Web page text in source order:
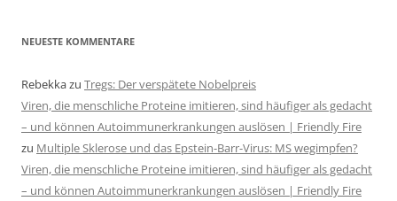
NEUESTE KOMMENTARE
Rebekkazu Tregs: Der verspätete Nobelpreis
Viren, die menschliche Proteine imitieren, sind häufiger als gedacht
– und können Autoimmunerkrankungen auslösen | Friendly Fire
zu Multiple Sklerose und das Epstein-Barr-Virus: MS wegimpfen?
Viren, die menschliche Proteine imitieren, sind häufiger als gedacht
– und können Autoimmunerkrankungen auslösen | Friendly Fire